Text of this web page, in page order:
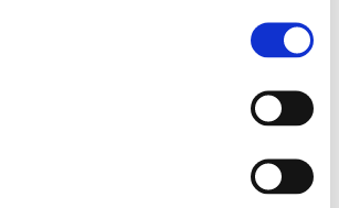
i serveis.
clients en funció dels seus diversos